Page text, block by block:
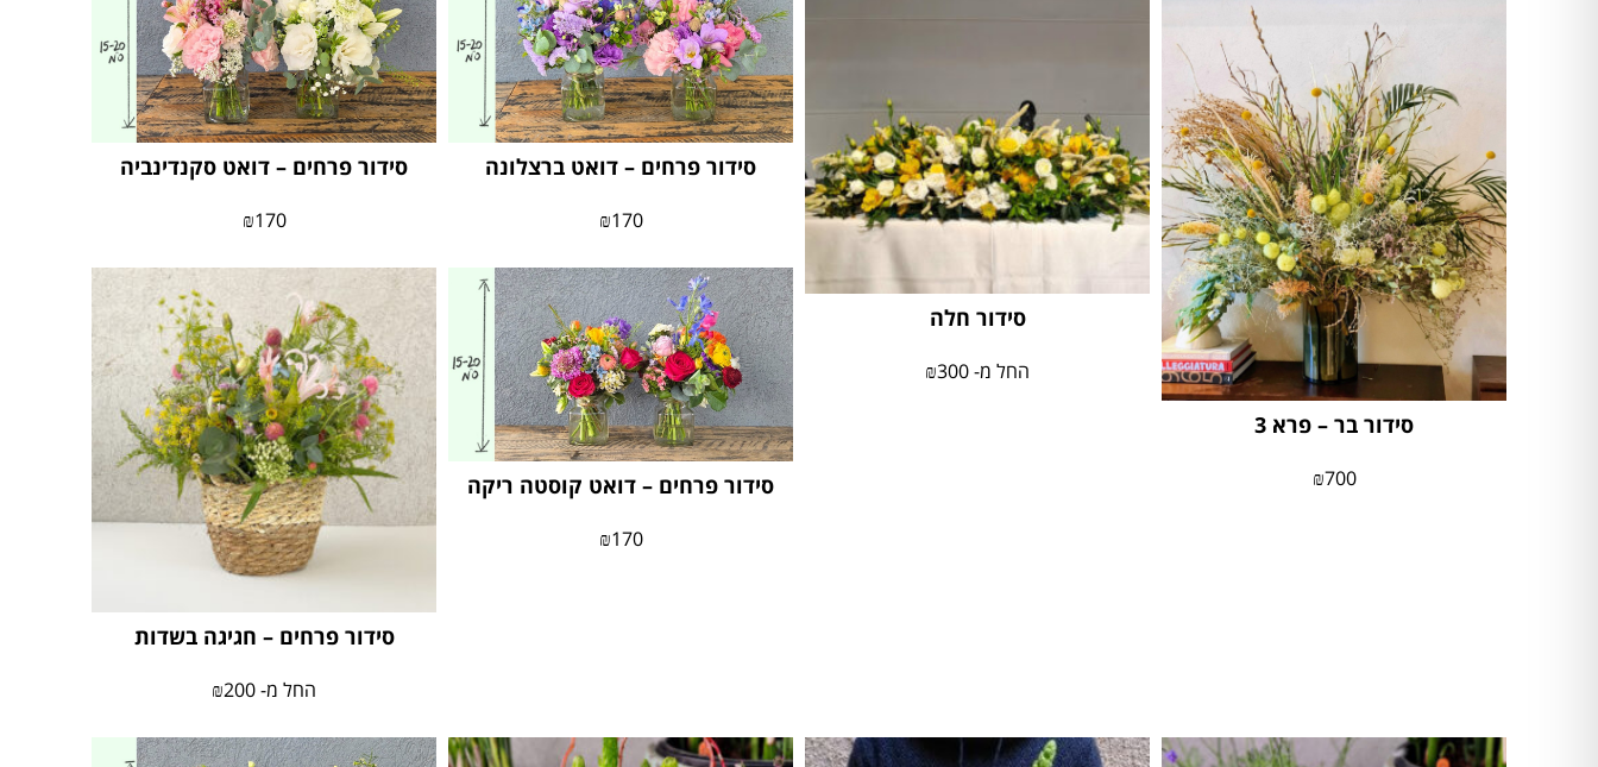
סידור בר – פרא 3
₪700
סידור חלה
החל מ- ₪300
סידור פרחים – דואט ברצלונה
₪170
סידור פרחים – דואט סקנדינביה
₪170
סידור פרחים – דואט קוסטה ריקה
₪170
סידור פרחים – חגיגה בשדות
החל מ- ₪200